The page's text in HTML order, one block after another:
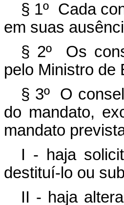
§ 1º Cada
em suas
§ 2º Os
pelo Ministro de
§ 3º O
do mandato,
mandato
I - haja
destituí-lo ou
II - haja